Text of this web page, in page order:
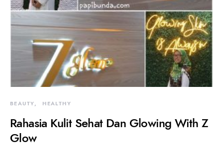
BEAUTY HEALTHY
Rahasia Kulit Sehat Dan Glowing With Z
Glow